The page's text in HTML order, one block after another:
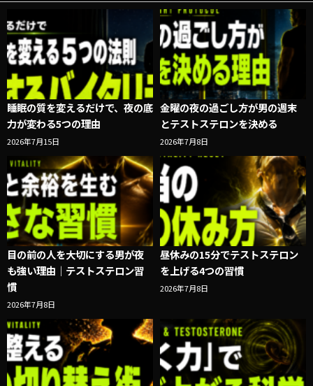
睡眠の質を変えるだけで、夜の底
力が変わる5つの理由
2026年7月15日
金曜の夜の過ごし方が男の週末
とテストステロンを決める
2026年7月8日
目の前の人を大切にする男が夜
も強い理由｜テストステロン習
慣
2026年7月8日
昼休みの15分でテストステロン
を上げる4つの習慣
2026年7月8日